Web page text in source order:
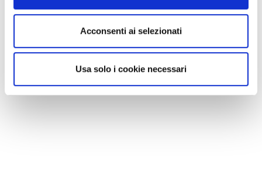
Acconsenti ai selezionati
Usa solo i cookie necessari